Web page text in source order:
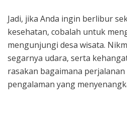
Jadi, jika Anda ingin berlibur
kesehatan, cobalah untuk
mengunjungi desa wisata.
segarnya udara, serta
rasakan bagaimana
pengalaman yang